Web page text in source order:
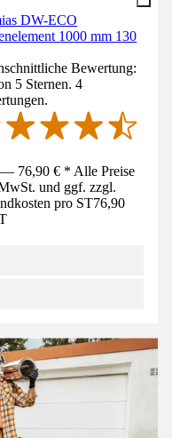
DW-ECO
1000 mm 130
Bewertung:
5 Sternen. 4
— 76,90 € * Alle Preise
und ggf. zzgl.
pro ST76,90